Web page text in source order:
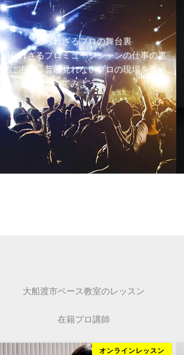
知られざるプロの舞台裏
知られざるプロミュージシャンの仕事の裏
側に密着。普段見れないプロの現場を覗い
てみよう！
大船渡市ベース教室のレッスン
在籍プロ講師
オンラインレッスン